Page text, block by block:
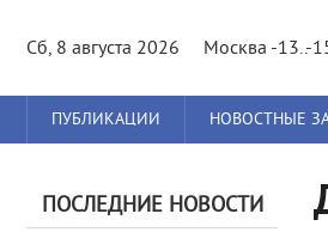
Сб, 8 августа 2026
Москва -13..-
Главное
меню
ПУБЛИКАЦИИ НОВОСТНЫЕ
ПОСЛЕДНИЕ НОВОСТИ